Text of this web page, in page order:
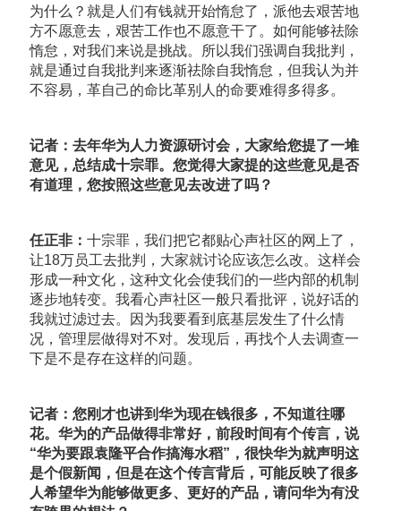
为什么？就是人们有钱就开始惰怠了，派他去艰苦地
方不愿意去，艰苦工作也不愿意干了。如何能够祛除
惰怠，对我们来说是挑战。所以我们强调自我批判，
就是通过自我批判来逐渐祛除自我惰怠，但我认为并
不容易，革自己的命比革别人的命要难得多得多。
记者：去年华为人力资源研讨会，大家给您提了一堆
意见，总结成十宗罪。您觉得大家提的这些意见是否
有道理，您按照这些意见去改进了吗？
任正非： 十宗罪，我们把它都贴心声社区的网上了，
让18万员工去批判，大家就讨论应该怎么改。这样会
形成一种文化，这种文化会使我们的一些内部的机制
逐步地转变。我看心声社区一般只看批评，说好话的
我就过滤过去。因为我要看到底基层发生了什么情
况，管理层做得对不对。发现后，再找个人去调查一
下是不是存在这样的问题。
记者：您刚才也讲到华为现在钱很多，不知道往哪
花。华为的产品做得非常好，前段时间有个传言，说
“华为要跟袁隆平合作搞海水稻”，很快华为就声明这
是个假新闻，但是在这个传言背后，可能反映了很多
人希望华为能够做更多、更好的产品，请问华为有没